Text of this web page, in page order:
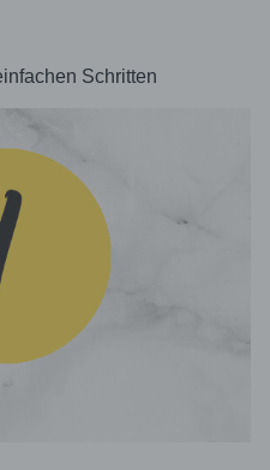
Schritten